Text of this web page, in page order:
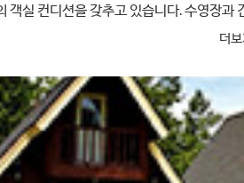
객실 컨디션을 갖추고 있습니다. 수영장
고자 하는 투숙객을 배려한 길입니다.더